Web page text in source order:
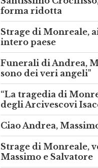
Santissimo
forma ridotta
Strage di Monreale,
intero paese
Funerali di Andrea,
sono dei veri angeli"
“La tragedia di
degli Arcivescovi
Ciao Andrea,
Strage di Monreale,
Massimo e Salvatore